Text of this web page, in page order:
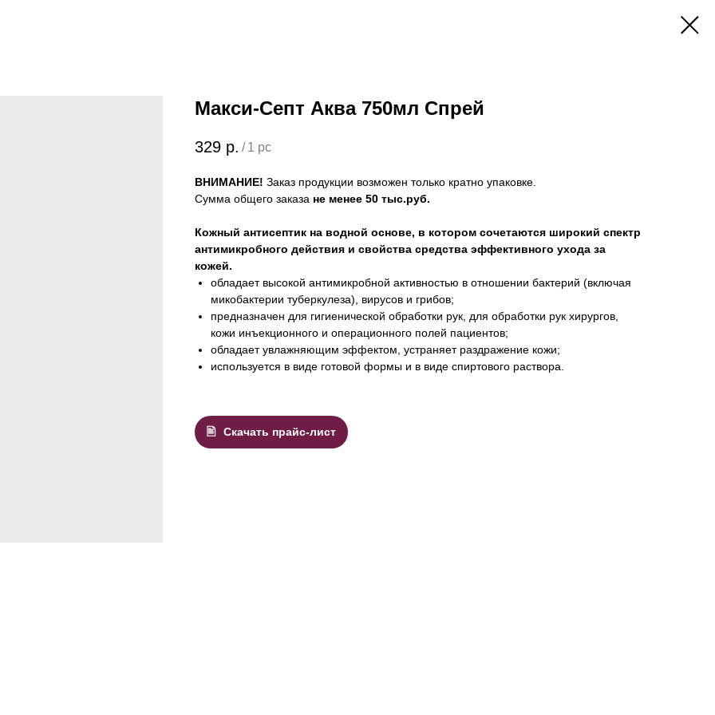
Макси-Септ Аква 750мл Спрей
329 р. / 1 pc
ВНИМАНИЕ! Заказ продукции возможен только кратно упаковке.
Сумма общего заказа не менее 50 тыс.руб.
Кожный антисептик на водной основе, в котором сочетаются широкий спектр
антимикробного действия и свойства средства эффективного ухода за
кожей.
обладает высокой антимикробной активностью в отношении бактерий (включая
микобактерии туберкулеза), вирусов и грибов;
предназначен для гигиенической обработки рук, для обработки рук хирургов,
кожи инъекционного и операционного полей пациентов;
обладает увлажняющим эффектом, устраняет раздражение кожи;
используется в виде готовой формы и в виде спиртового раствора.
Скачать прайс-лист